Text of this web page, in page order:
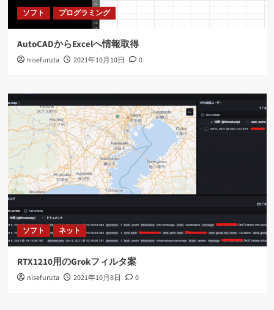
ソフト プログラミング
AutoCADからExcelへ情報取得
nisefuruta 2021年10月10日 0
ソフト ネット
RTX1210用のGrokフィルタ案
nisefuruta 2021年10月8日 0